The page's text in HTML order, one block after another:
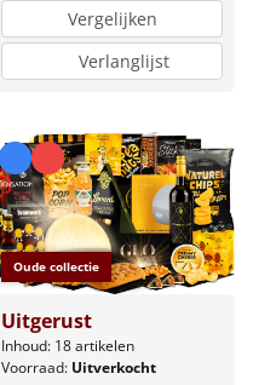
Vergelijken
Verlanglijst
Oude collectie
Uitgerust
Inhoud: 18 artikelen
Voorraad: Uitverkocht